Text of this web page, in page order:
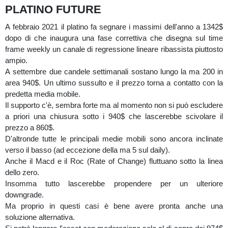
PLATINO FUTURE
A febbraio 2021 il platino fa segnare i massimi dell'anno a 1342$
dopo di che inaugura una fase correttiva che disegna sul time
frame weekly un canale di regressione lineare ribassista piuttosto
ampio.
A settembre due candele settimanali sostano lungo la ma 200 in
area 940$. Un ultimo sussulto e il prezzo torna a contatto con la
predetta media mobile.
Il supporto c'è, sembra forte ma al momento non si può escludere
a priori una chiusura sotto i 940$ che lascerebbe scivolare il
prezzo a 860$.
D'altronde tutte le principali medie mobili sono ancora inclinate
verso il basso (ad eccezione della ma 5 sul daily).
Anche il Macd e il Roc (Rate of Change) fluttuano sotto la linea
dello zero.
Insomma tutto lascerebbe propendere per un ulteriore
downgrade.
Ma proprio in questi casi è bene avere pronta anche una
soluzione alternativa.